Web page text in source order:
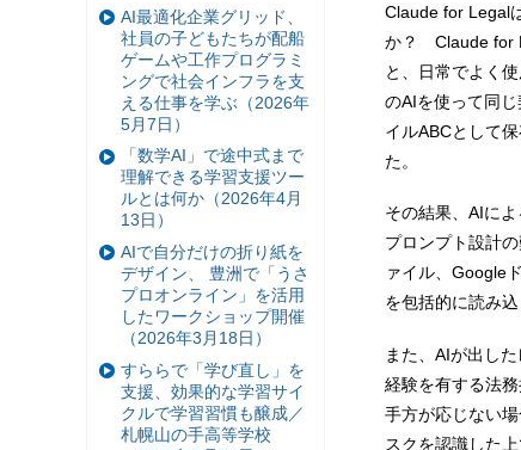
Claude for Legal
か？ Claude for
と、日常でよく
のAIを使って同
イルABCとして
た。
その結果、AIに
プロンプト設計
ァイル、Google
を包括的に読み
また、AIが出し
経験を有する法
手方が応じない
スクを認識した
AI最適化企業グリッド、
社員の子どもたちが配船
ゲームや工作プログラミ
ングで社会インフラを支
える仕事を学ぶ（2026年
5月7日）
「数学AI」で途中式まで
理解できる学習支援ツー
ルとは何か（2026年4月
13日）
AIで自分だけの折り紙を
デザイン、 豊洲で「うさ
プロオンライン」を活用
したワークショップ開催
（2026年3月18日）
すららで「学び直し」を
支援、効果的な学習サイ
クルで学習習慣も醸成／
札幌山の手高等学校